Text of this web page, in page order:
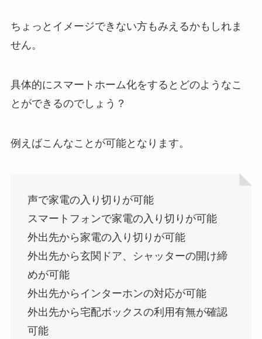
ちょっとイメージできない方もみえるかもしれま
せん。
具体的にスマートホーム化をするとどのようなこ
とができるのでしょう？
例えばこんなことが可能となります。
声で家電の入り切りが可能
スマートフォンで家電の入り切りが可能
外出先から家電の入り切りが可能
外出先から玄関ドア、シャッターの開け締
めが可能
外出先からインターホンの対応が可能
外出先から宅配ボックスの利用有無が確認
可能